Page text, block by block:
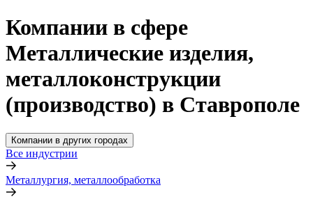
Компании в сфере
Металлические изделия,
металлоконструкции
(производство) в Ставрополе
Компании в других городах
Все индустрии
Металлургия, металлообработка